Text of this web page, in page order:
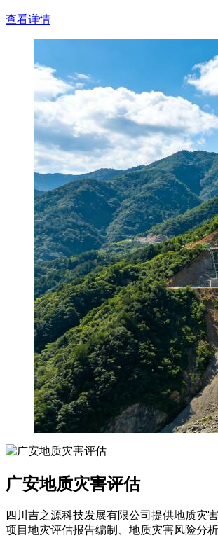
查看详情
广安地质灾害评估
四川吉之源科技发展有限公司提供地质灾
项目地灾评估报告编制、地质灾害风险分